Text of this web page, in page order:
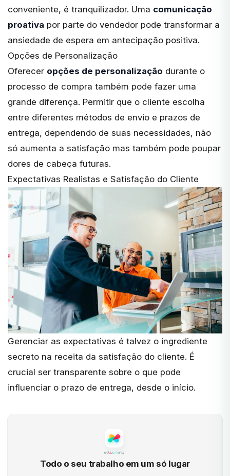
conveniente, é tranquilizador. Uma comunicação
proativa por parte do vendedor pode transformar a
ansiedade de espera em antecipação positiva.
Opções de Personalização
Oferecer opções de personalização durante o
processo de compra também pode fazer uma
grande diferença. Permitir que o cliente escolha
entre diferentes métodos de envio e prazos de
entrega, dependendo de suas necessidades, não
só aumenta a satisfação mas também pode poupar
dores de cabeça futuras.
Expectativas Realistas e Satisfação do Cliente
Gerenciar as expectativas é talvez o ingrediente
secreto na receita da satisfação do cliente. É
crucial ser transparente sobre o que pode
influenciar o prazo de entrega, desde o início.
Todo o seu trabalho em um só lugar